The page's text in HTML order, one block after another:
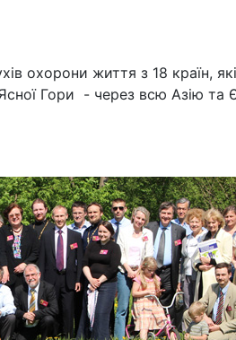
охорони життя з 18 країн,
Гори - через всю Азію та